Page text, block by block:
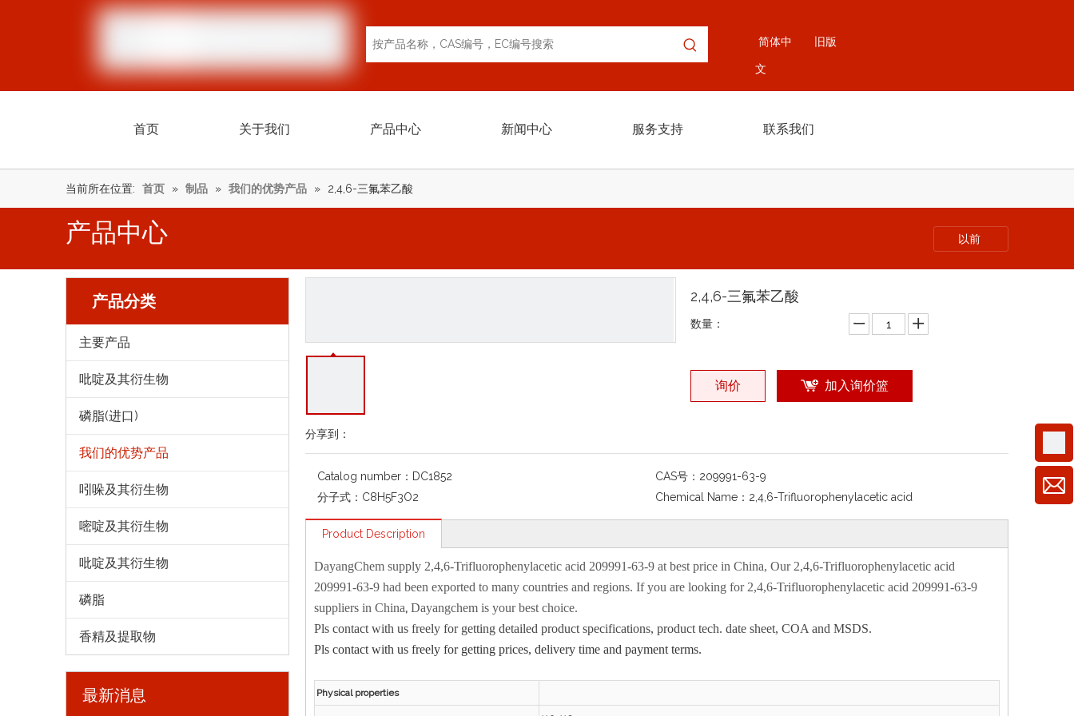
简体中
文
旧版
首页 关于我们 产品中心 新闻中心 服务支持 联系我们
当前所在位置: 首页 » 制品 » 我们的优势产品 » 2,4,6-三氟苯乙酸
产品中心 以前
产品分类
主要产品
吡啶及其衍生物
磷脂(进口)
我们的优势产品
吲哚及其衍生物
嘧啶及其衍生物
吡啶及其衍生物
磷脂
香精及提取物
最新消息
分享到：
2,4,6-三氟苯乙酸
数量：
询价 加入询价篮
Catalog number： DC1852 CAS号： 209991-63-9
分子式： C8H5F3O2 Chemical Name： 2,4,6-Trifluorophenylacetic acid
Product Description
DayangChem supply 2,4,6-Trifluorophenylacetic acid 209991-63-9 at best price in China, Our 2,4,6-Trifluorophenylacetic acid
209991-63-9 had been exported to many countries and regions. If you are looking for2,4,6-Trifluorophenylacetic acid 209991-63-9
suppliers in China, Dayangchem is your best choice.
Pls contact with us freely for getting detailed product specifications, product tech. date sheet, COA and MSDS.
Pls contact with us freely for getting prices, delivery time and payment terms.
Physical properties